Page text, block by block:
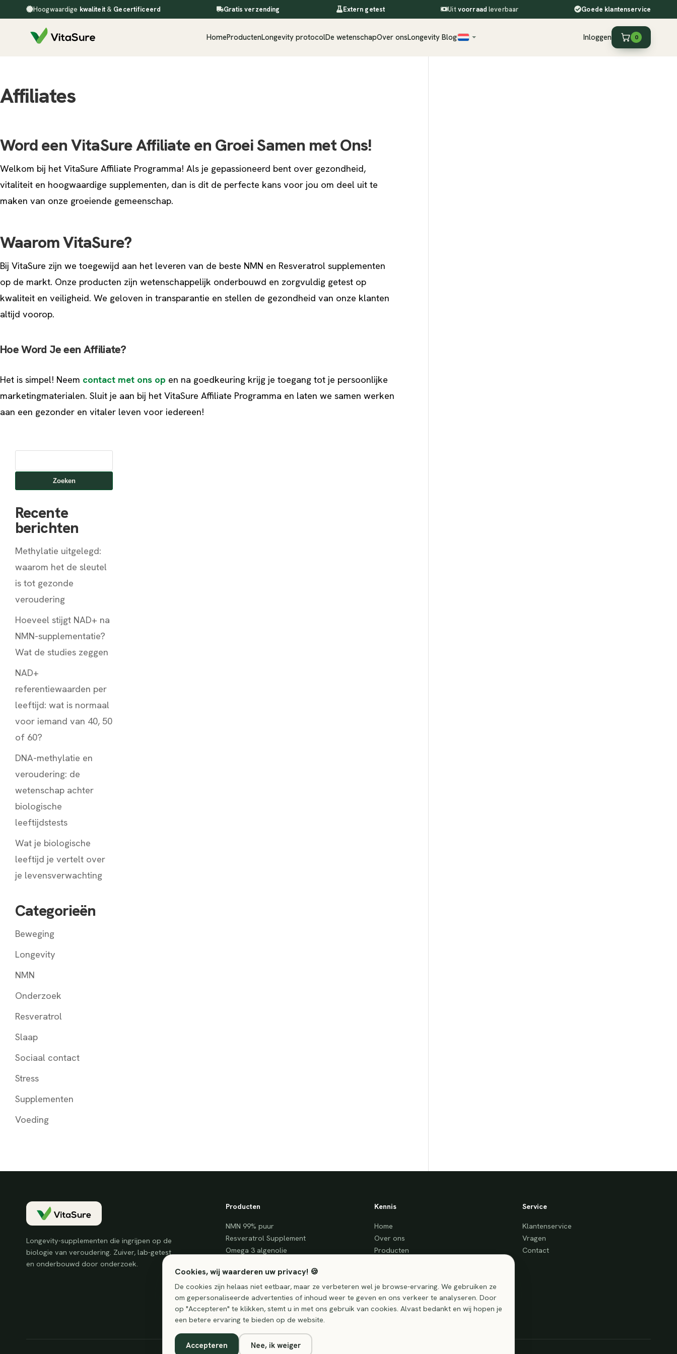
Hoogwaardige kwaliteit& Gecertificeerd Gratis verzending Extern getest Uitvoorraad leverbaar Goede klantenservice
HomeProductenLongevity protocolDe wetenschapOver onsLongevity Blog Inloggen 0
Affiliates
Word een VitaSure Affiliate en Groei Samen met Ons!
Welkom bij het VitaSure Affiliate Programma! Als je gepassioneerd bent over gezondheid,
vitaliteit en hoogwaardige supplementen, dan is dit de perfecte kans voor jou om deel uit te
maken van onze groeiende gemeenschap.
Waarom VitaSure?
Bij VitaSure zijn we toegewijd aan het leveren van de beste NMN en Resveratrol supplementen
op de markt. Onze producten zijn wetenschappelijk onderbouwd en zorgvuldig getest op
kwaliteit en veiligheid. We geloven in transparantie en stellen de gezondheid van onze klanten
altijd voorop.
Hoe Word Je een Affiliate?
Het is simpel! Neem contact met ons op en na goedkeuring krijg je toegang tot je persoonlijke
marketingmaterialen. Sluit je aan bij het VitaSure Affiliate Programma en laten we samen werken
aan een gezonder en vitaler leven voor iedereen!
naar:
Zoeken
Recente
berichten
Methylatie uitgelegd:
waarom het de sleutel
is tot gezonde
veroudering
Hoeveel stijgt NAD+ na
NMN-supplementatie?
Wat de studies zeggen
NAD+
referentiewaarden per
leeftijd: wat is normaal
voor iemand van 40, 50
of 60?
DNA-methylatie en
veroudering: de
wetenschap achter
biologische
leeftijdstests
Wat je biologische
leeftijd je vertelt over
je levensverwachting
Categorieën
Beweging
Longevity
NMN
Onderzoek
Resveratrol
Slaap
Sociaal contact
Stress
Supplementen
Voeding
Longevity-supplementen die ingrijpen op de
biologie van veroudering. Zuiver, lab-getest
en onderbouwd door onderzoek.
Producten
NMN 99% puur
Resveratrol Supplement
Omega 3 algenolie
Spermidine 10mg
Gezondheidscheck Compleet
Gezondheidscheck Premium
NAD Test Kit
Kennis
Home
Over ons
Producten
Longevity Blog
Service
Klantenservice
Vragen
Contact
Cookies, wij waarderen uw privacy! 🍪
De cookies zijn helaas niet eetbaar, maar ze verbeteren wel je browse-ervaring. We gebruiken ze
om gepersonaliseerde advertenties of inhoud weer te geven en ons verkeer te analyseren. Door
op "Accepteren" te klikken, stemt u in met ons gebruik van cookies. Alvast bedankt en wij hopen je
een betere ervaring te bieden op de website.
Accepteren Nee, ik weiger